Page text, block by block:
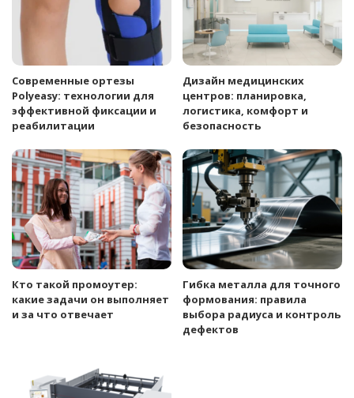
Современные ортезы
Polyeasy: технологии для
эффективной фиксации и
реабилитации
Дизайн медицинских
центров: планировка,
логистика, комфорт и
безопасность
Кто такой промоутер:
какие задачи он выполняет
и за что отвечает
Гибка металла для точного
формования: правила
выбора радиуса и контроль
дефектов